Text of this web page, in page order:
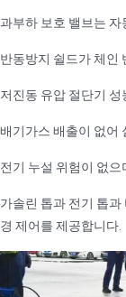
과부하 보호 밸브는
반동방지 쉴드가 체인
저진동 유압 절단기
배기가스 배출이 없어
전기 누설 위험이 없
가솔린 톱과 전기 톱
경 제어를 제공합니다.